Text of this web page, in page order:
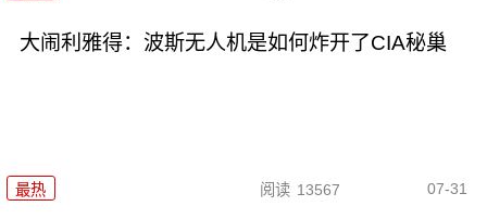
大闹利雅得：波斯无人机是如何炸开了CIA秘巢
最热 阅读 13567 07-31